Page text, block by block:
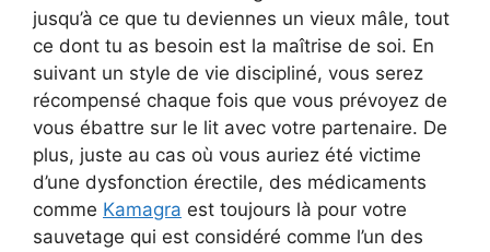
jusqu’à ce que tu deviennes un vieux mâle, tout
ce dont tu as besoin est la maîtrise de soi. En
suivant un style de vie discipliné, vous serez
récompensé chaque fois que vous prévoyez de
vous ébattre sur le lit avec votre partenaire. De
plus, juste au cas où vous auriez été victime
d’une dysfonction érectile, des médicaments
comme Kamagra est toujours là pour votre
sauvetage qui est considéré comme l’un des